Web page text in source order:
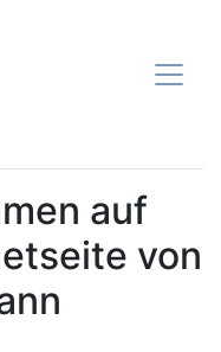
auf
von